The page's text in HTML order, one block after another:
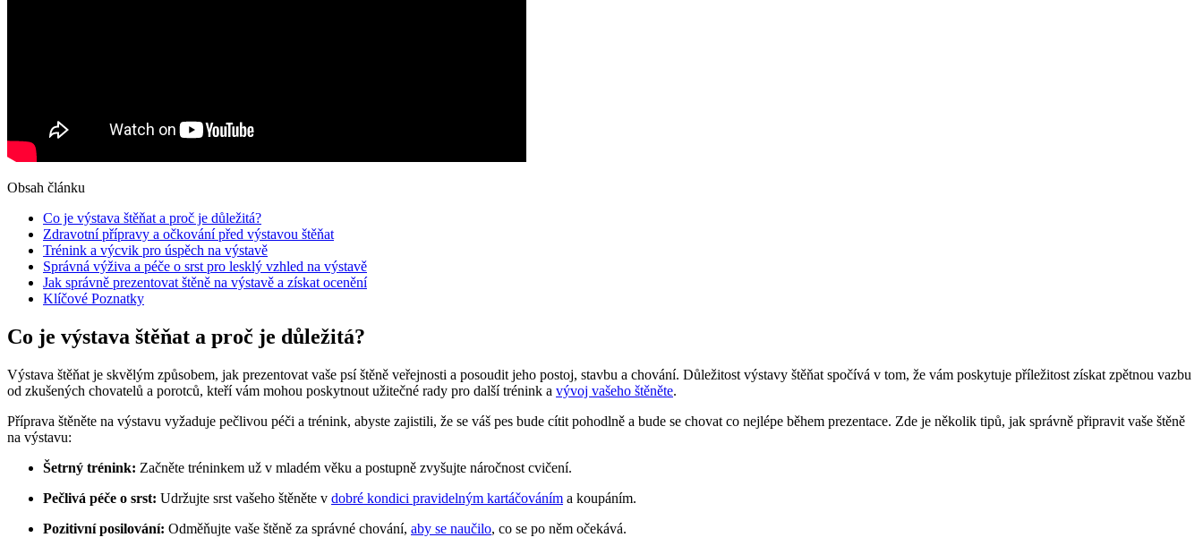
Obsah článku
Co je výstava štěňat a proč je důležitá?
Zdravotní přípravy a očkování před výstavou štěňat
Trénink a výcvik pro úspěch na výstavě
Správná výživa a péče o srst pro lesklý vzhled na výstavě
Jak správně prezentovat štěně na výstavě a získat ocenění
Klíčové Poznatky
Co je výstava štěňat a proč je důležitá?
Výstava štěňat je skvělým způsobem, jak prezentovat vaše psí štěně veřejnosti a posoudit jeho postoj, stavbu a chování. Důležitost výstavy štěňat spočívá v tom, že vám poskytuje příležitost získat zpětnou vazbu
od zkušených chovatelů a porotců, kteří vám mohou poskytnout užitečné rady pro další trénink a vývoj vašeho štěněte.
Příprava štěněte na výstavu vyžaduje pečlivou péči a trénink, abyste zajistili, že se váš pes bude cítit pohodlně a bude se chovat co nejlépe během prezentace. Zde je několik tipů, jak správně připravit vaše štěně
na výstavu:
Šetrný trénink: Začněte tréninkem už v mladém věku a postupně zvyšujte náročnost cvičení.
Pečlivá péče o srst: Udržujte srst vašeho štěněte v dobré kondici pravidelným kartáčováním a koupáním.
Pozitivní posilování: Odměňujte vaše štěně za správné chování, aby se naučilo, co se po něm očekává.